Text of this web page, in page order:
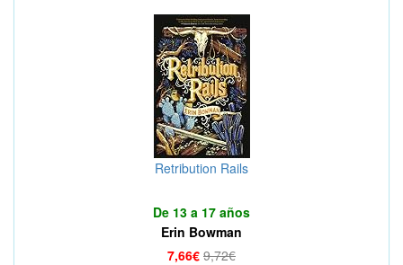
Retribution Rails
De 13 a 17 años
Erin Bowman
7,66€ 9,72€